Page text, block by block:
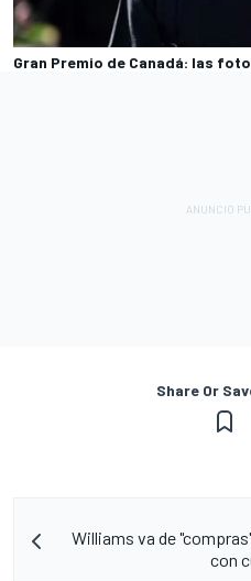
Gran Premio de Canadá: las
Share Or
Williams va de
con